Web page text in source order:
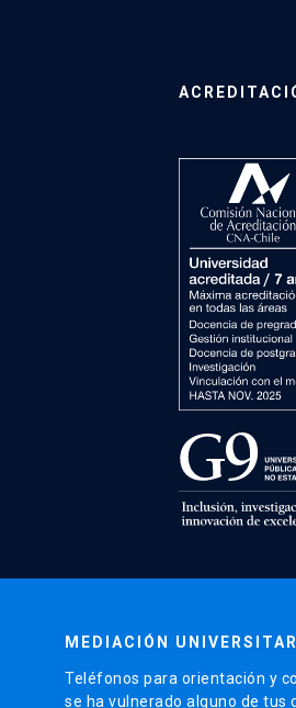
MEDIACIÓN
Teléfonos para orientación y
se ha vulnerado alguno de tus